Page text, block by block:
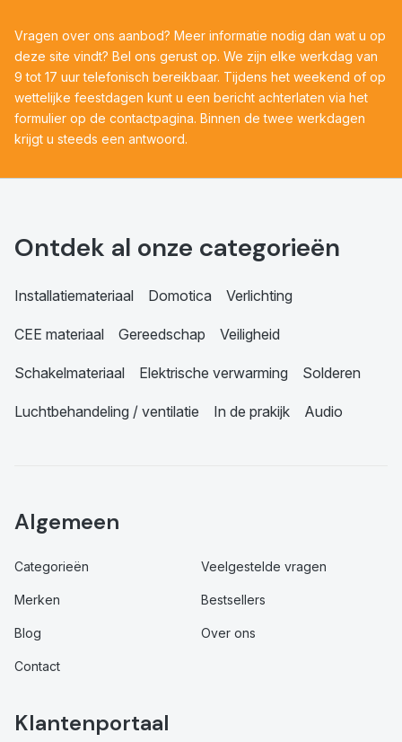
Vragen over ons aanbod? Meer informatie nodig dan wat u op
deze site vindt? Bel ons gerust op. We zijn elke werkdag van
9 tot 17 uur telefonisch bereikbaar. Tijdens het weekend of op
wettelijke feestdagen kunt u een bericht achterlaten via het
formulier op de contactpagina. Binnen de twee werkdagen
krijgt u steeds een antwoord.
Ontdek al onze categorieën
Installatiemateriaal Domotica Verlichting
CEE materiaal Gereedschap Veiligheid
Schakelmateriaal Elektrische verwarming Solderen
Luchtbehandeling / ventilatie In de prakijk Audio
Algemeen
Categorieën Veelgestelde vragen
Merken Bestsellers
Blog Over ons
Contact
Klantenportaal